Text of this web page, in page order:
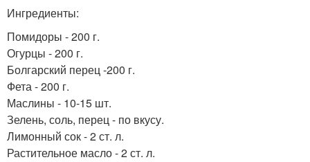
Ингредиенты:
Помидоры - 200 г.
Огурцы - 200 г.
Болгарский перец -200 г.
Фета - 200 г.
Маслины - 10-15 шт.
Зелень, соль, перец - по вкусу.
Лимонный сок - 2 ст. л.
Растительное масло - 2 ст. л.